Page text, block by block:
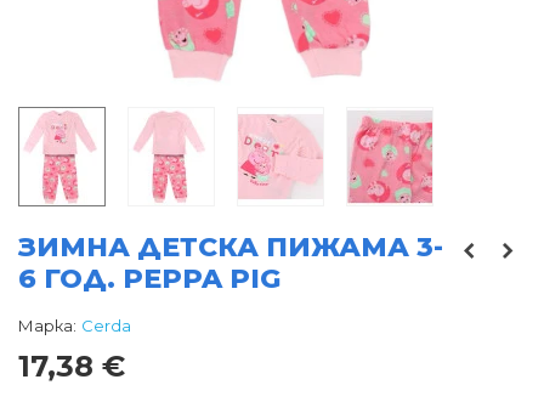
ЗИМНА ДЕТСКА ПИЖАМА 3-
6 ГОД. PEPPA PIG
Марка: Cerda
17,38 €